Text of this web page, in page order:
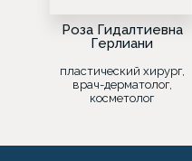
Роза Гидалтиевна
Герлиани
пластический хирург,
врач-дерматолог,
косметолог